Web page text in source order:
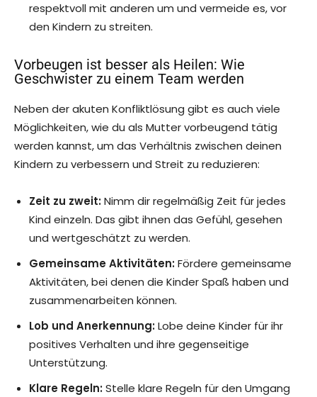
respektvoll mit anderen um und vermeide es, vor
den Kindern zu streiten.
Vorbeugen ist besser als Heilen: Wie
Geschwister zu einem Team werden
Neben der akuten Konfliktlösung gibt es auch viele
Möglichkeiten, wie du als Mutter vorbeugend tätig
werden kannst, um das Verhältnis zwischen deinen
Kindern zu verbessern und Streit zu reduzieren:
Zeit zu zweit:Nimm dir regelmäßig Zeit für jedes
Kind einzeln. Das gibt ihnen das Gefühl, gesehen
und wertgeschätzt zu werden.
Gemeinsame Aktivitäten:Fördere gemeinsame
Aktivitäten, bei denen die Kinder Spaß haben und
zusammenarbeiten können.
Lob und Anerkennung:Lobe deine Kinder für ihr
positives Verhalten und ihre gegenseitige
Unterstützung.
Klare Regeln:Stelle klare Regeln für den Umgang